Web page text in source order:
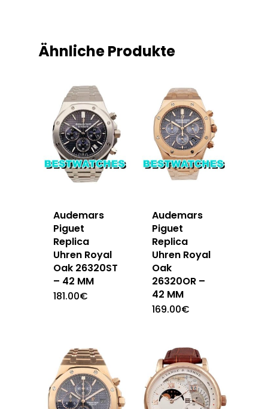
Ähnliche Produkte
Audemars
Piguet
Replica
Uhren Royal
Oak 26320ST
– 42 MM
181.00€
Audemars
Piguet
Replica
Uhren Royal
Oak
26320OR –
42 MM
169.00€